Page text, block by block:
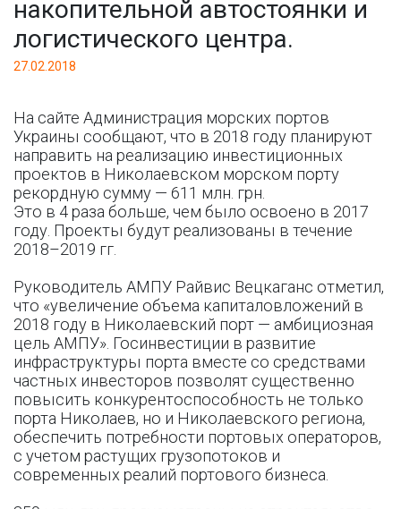
накопительной автостоянки и
логистического центра.
27.02.2018
На сайте Администрация морских портов
Украины сообщают, что в 2018 году планируют
направить на реализацию инвестиционных
проектов в Николаевском морском порту
рекордную сумму — 611 млн. грн.
Это в 4 раза больше, чем было освоено в 2017
году. Проекты будут реализованы в течение
2018–2019 гг.
Руководитель АМПУ Райвис Вецкаганс отметил,
что «увеличение объема капиталовложений в
2018 году в Николаевский порт — амбициозная
цель АМПУ». Госинвестиции в развитие
инфраструктуры порта вместе со средствами
частных инвесторов позволят существенно
повысить конкурентоспособность не только
порта Николаев, но и Николаевского региона,
обеспечить потребности портовых операторов,
с учетом растущих грузопотоков и
современных реалий портового бизнеса.